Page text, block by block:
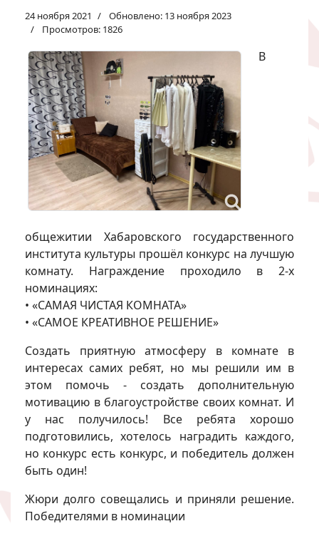
24 ноября 2021
Обновлено: 13 ноября 2023
Просмотров: 1826
В
общежитии Хабаровского государственного
института культуры прошёл конкурс на лучшую
комнату. Награждение проходило в 2-х
номинациях:
• «САМАЯ ЧИСТАЯ КОМНАТА»
• «САМОЕ КРЕАТИВНОЕ РЕШЕНИЕ»
Создать приятную атмосферу в комнате в
интересах самих ребят, но мы решили им в
этом помочь - создать дополнительную
мотивацию в благоустройстве своих комнат. И
у нас получилось! Все ребята хорошо
подготовились, хотелось наградить каждого,
но конкурс есть конкурс, и победитель должен
быть один!
Жюри долго совещались и приняли решение.
Победителями в номинации